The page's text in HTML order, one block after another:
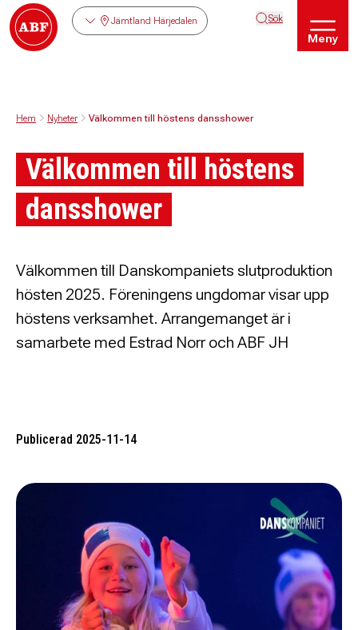
Jämtland Härjedalen Sök
Meny
Hem Nyheter Välkommen till höstens dansshower
Välkommen till höstens
dansshower
Välkommen till Danskompaniets slutproduktion
hösten 2025. Föreningens ungdomar visar upp
höstens verksamhet. Arrangemanget är i
samarbete med Estrad Norr och ABF JH
Publicerad 2025-11-14